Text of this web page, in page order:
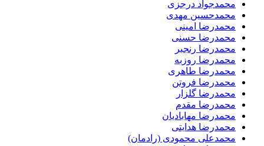
محمدجواد درجزی
محمدحسین مهدی
محمدرضا امینی
محمدرضا حسنی
محمدرضا رنجبر
محمدرضا روزبه
محمدرضا طاهری
محمدرضا فروتن
محمدرضا گلزار
محمدرضا مقدم
محمدرضا مهابادیان
محمدرضا هدایتی
محمدعلی محمودی (رادمان)